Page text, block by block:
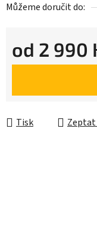
Můžeme doručit do:
od 2 990
Měrná cena:
Tisk Zeptat